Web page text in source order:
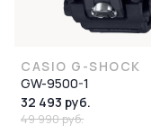
CASIO G-SHOCK
GW-9500-1
32 493 руб.
49 990 руб.